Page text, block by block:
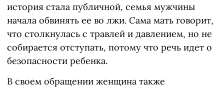
история стала публичной, семья мужчины
начала обвинять ее во лжи. Сама мать говорит,
что столкнулась с травлей и давлением, но не
собирается отступать, потому что речь идет о
безопасности ребенка.
В своем обращении женщина также